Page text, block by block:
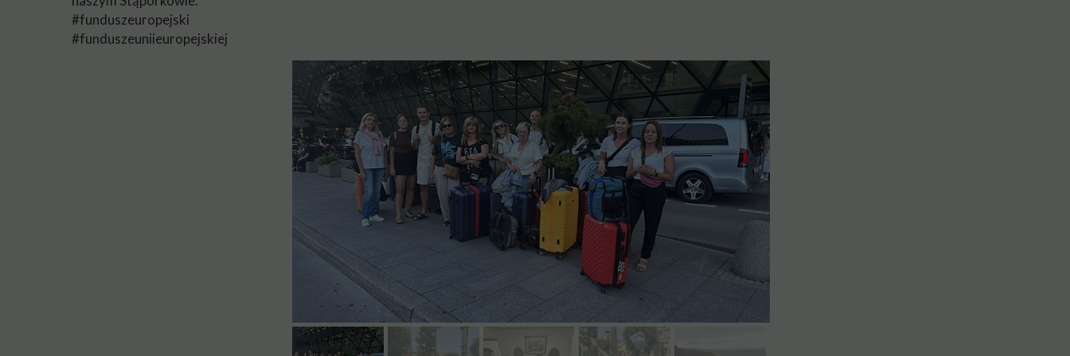
#funduszeuropejski
#funduszeuniieuropejskiej